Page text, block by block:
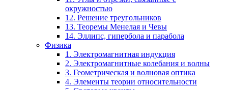
окружностью
12. Решение треугольников
13. Теоремы Менелая и Чевы
14. Эллипс, гипербола и парабола
Физика
1. Электромагнитная индукция
2. Электромагнитные колебания и волны
3. Геометрическая и волновая оптика
4. Элементы теории относительности